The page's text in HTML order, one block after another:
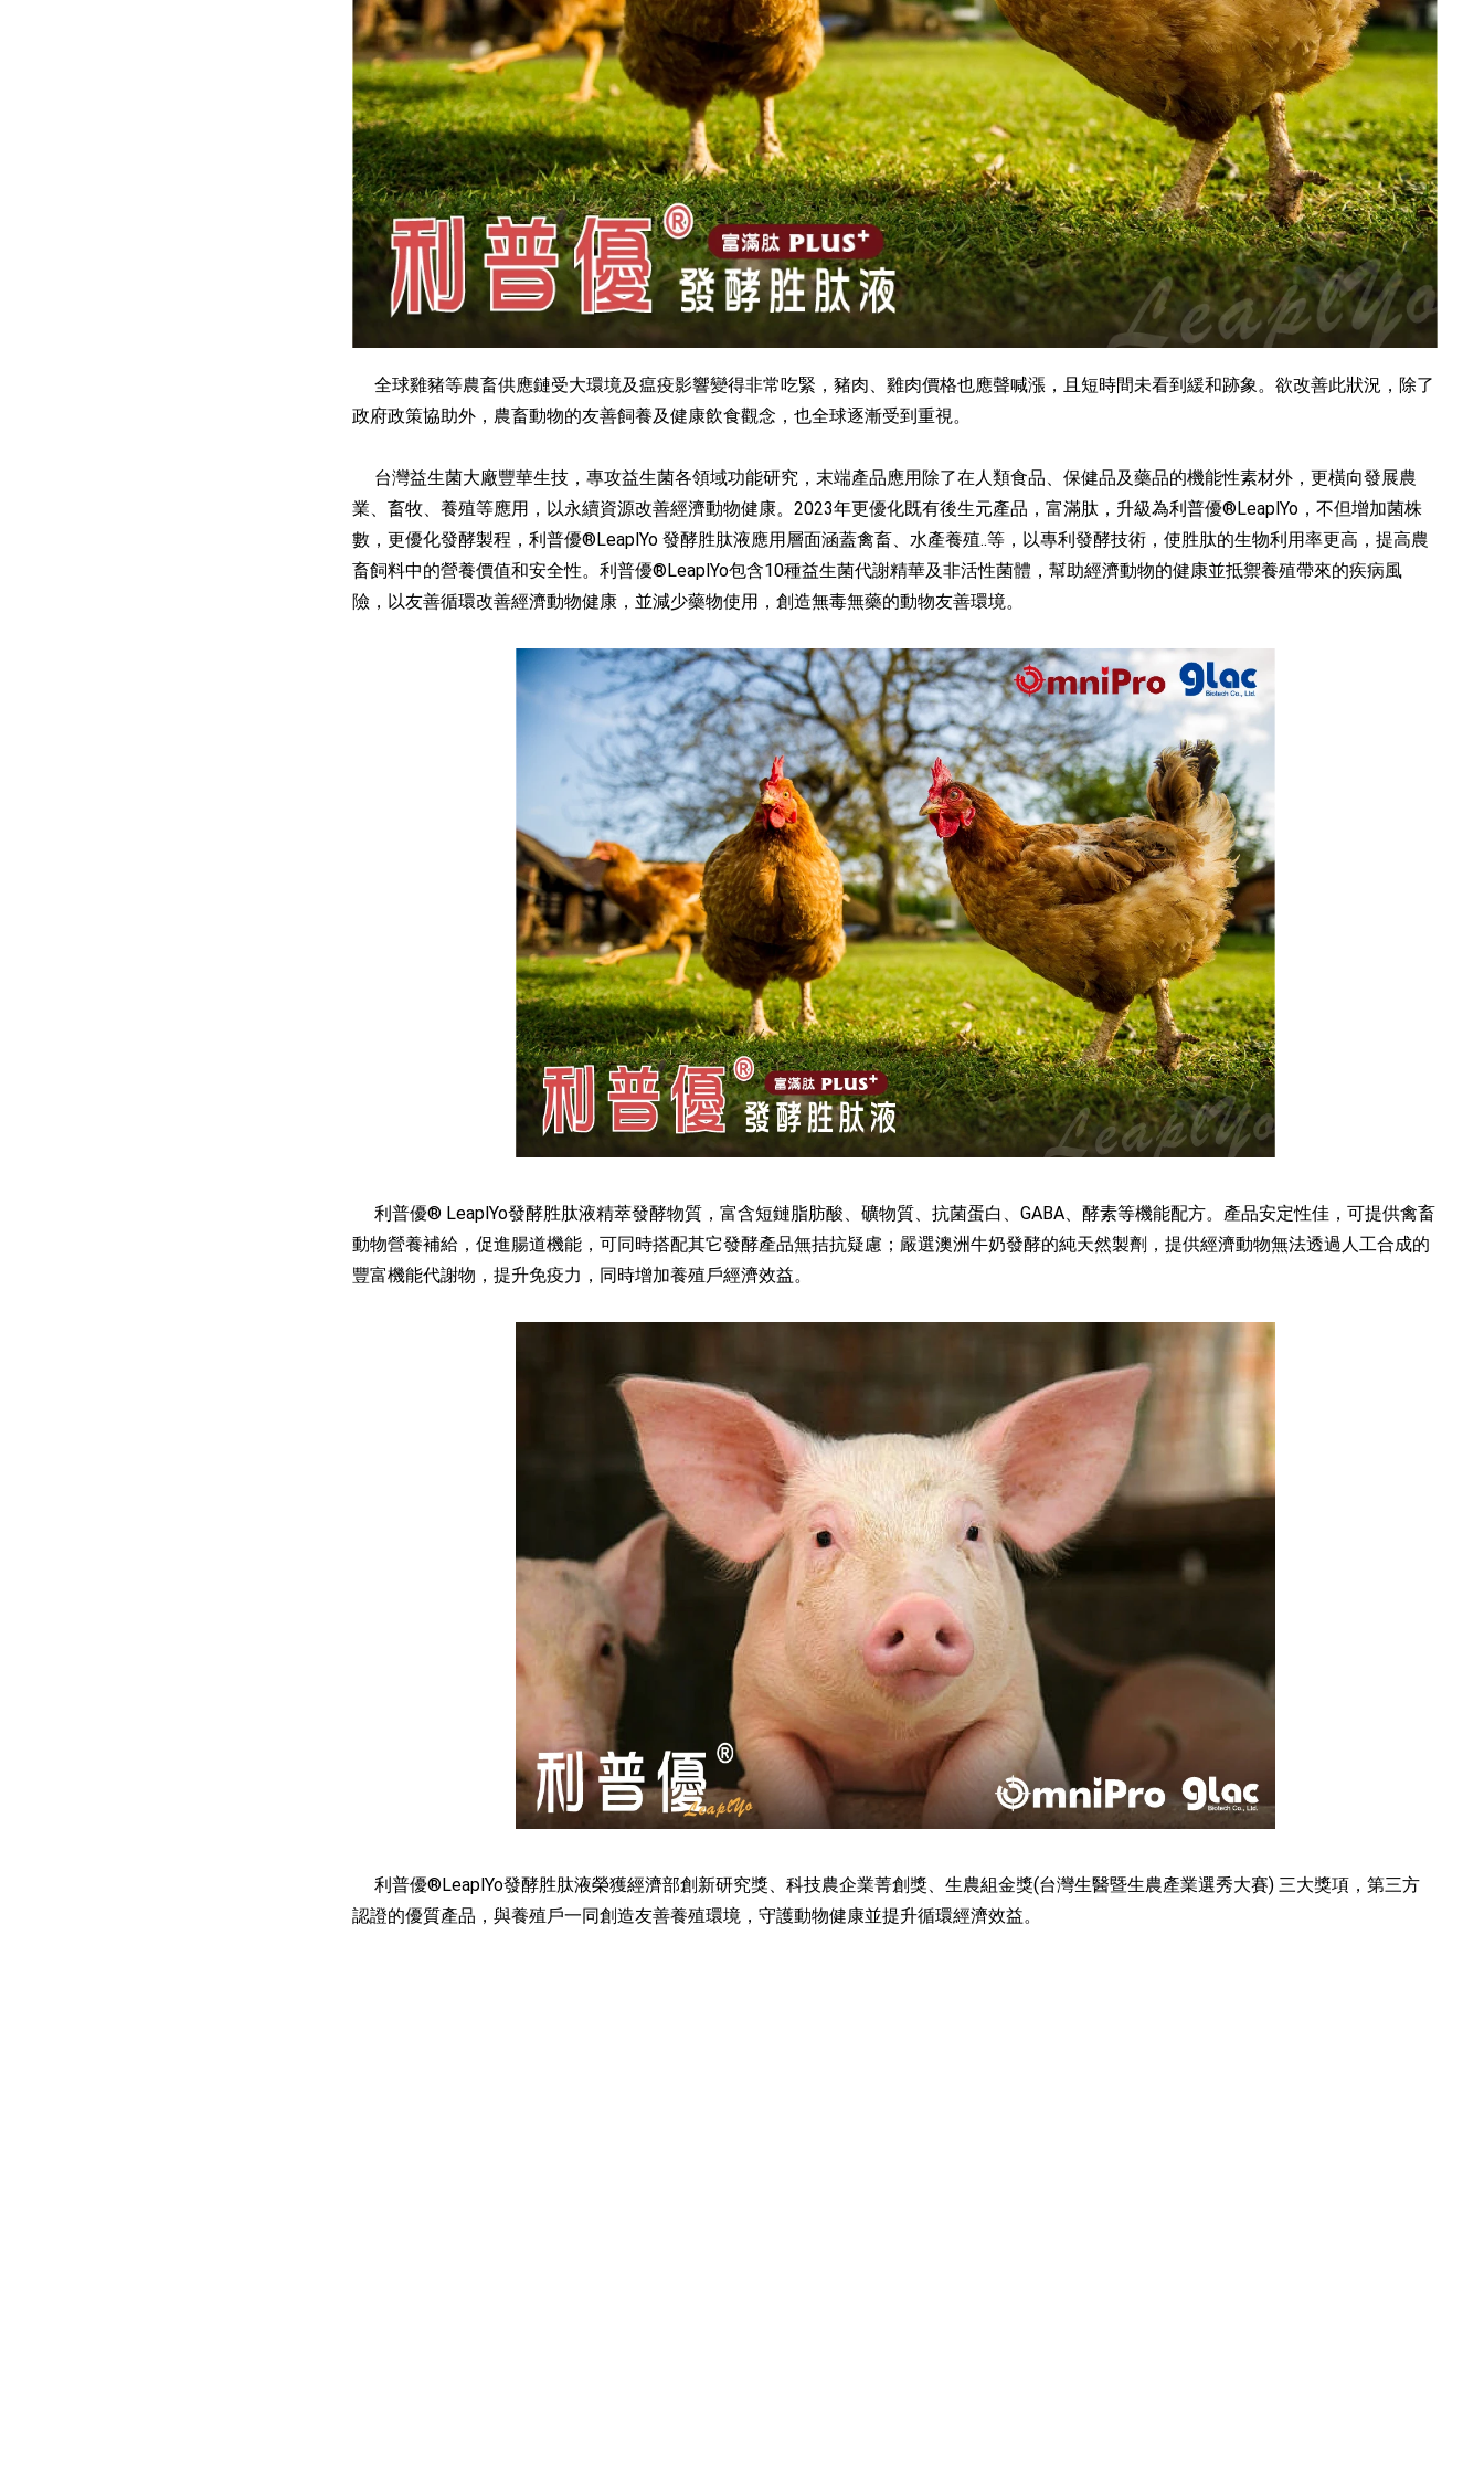
全球雞豬等農畜供應鏈受大環境及瘟疫影響變得非常吃緊，豬肉、雞肉價格也應聲喊漲，且短時間未看到緩和跡象。欲改善此狀況，除了
政府政策協助外，農畜動物的友善飼養及健康飲食觀念，也全球逐漸受到重視。
台灣益生菌大廠豐華生技，專攻益生菌各領域功能研究，末端產品應用除了在人類食品、保健品及藥品的機能性素材外，更橫向發展農
業、畜牧、養殖等應用，以永續資源改善經濟動物健康。2023年更優化既有後生元產品，富滿肽，升級為利普優®LeaplYo，不但增加菌株
數，更優化發酵製程，利普優®LeaplYo 發酵胜肽液應用層面涵蓋禽畜、水產養殖..等，以專利發酵技術，使胜肽的生物利用率更高，提高農
畜飼料中的營養價值和安全性。利普優®LeaplYo包含10種益生菌代謝精華及非活性菌體，幫助經濟動物的健康並抵禦養殖帶來的疾病風
險，以友善循環改善經濟動物健康，並減少藥物使用，創造無毒無藥的動物友善環境。
利普優® LeaplYo發酵胜肽液精萃發酵物質，富含短鏈脂肪酸、礦物質、抗菌蛋白、GABA、酵素等機能配方。產品安定性佳，可提供禽畜
動物營養補給，促進腸道機能，可同時搭配其它發酵產品無拮抗疑慮；嚴選澳洲牛奶發酵的純天然製劑，提供經濟動物無法透過人工合成的
豐富機能代謝物，提升免疫力，同時增加養殖戶經濟效益。
利普優®LeaplYo發酵胜肽液榮獲經濟部創新研究獎、科技農企業菁創獎、生農組金獎(台灣生醫暨生農產業選秀大賽) 三大獎項，第三方
認證的優質產品，與養殖戶一同創造友善養殖環境，守護動物健康並提升循環經濟效益。